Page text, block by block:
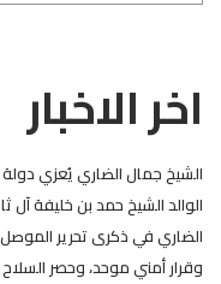
اخر الاخبار
الشيخ جمال الضاري يُعزي
الوالد الشيخ حمد بن خليفة آل
الضاري في ذكرى تحرير
وقرار أمني موحد، وحصر